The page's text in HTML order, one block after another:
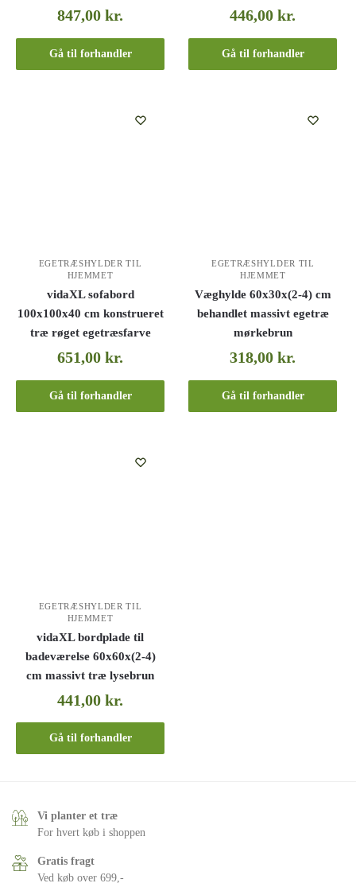
847,00kr.
Gå til forhandler
446,00kr.
Gå til forhandler
EGETRÆSHYLDER TIL
HJEMMET
vidaXL sofabord
100x100x40 cm konstrueret
træ røget egetræsfarve
651,00kr.
Gå til forhandler
EGETRÆSHYLDER TIL
HJEMMET
Væghylde 60x30x(2-4) cm
behandlet massivt egetræ
mørkebrun
318,00kr.
Gå til forhandler
EGETRÆSHYLDER TIL
HJEMMET
vidaXL bordplade til
badeværelse 60x60x(2-4)
cm massivt træ lysebrun
441,00kr.
Gå til forhandler
Vi planter et træ
For hvert køb i shoppen
Gratis fragt
Ved køb over 699,-